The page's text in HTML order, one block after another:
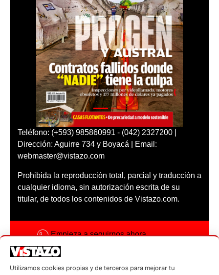
Teléfono: (+593) 985860991 - (042) 2327200 |
Dirección: Aguirre 734 y Boyacá | Email:
webmaster@vistazo.com
Prohibida la reproducción total, parcial y traducción a
cualquier idioma, sin autorización escrita de su
titular, de todos los contenidos de Vistazo.com.
Empieza a seguirnos ahora
Código ética
Utilizamos cookies propias y de terceros para mejorar tu